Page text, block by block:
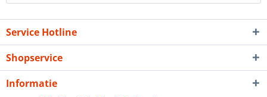
Service Hotline
Shopservice
Informatie